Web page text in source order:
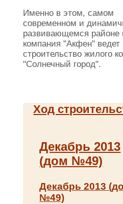
Именно в этом, самом
современном и
развивающемся районе
компания "Акфен" ведет
строительство жилого
"Солнечный город".
Ход
Декабрь 2013
(дом №49)
Декабрь 2013
№49)